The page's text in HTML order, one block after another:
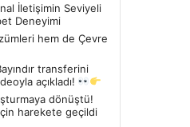
İletişimin Seviyeli
Deneyimi
hem de Çevre
transferini
açıkladı!
dönüştü!
harekete geçildi